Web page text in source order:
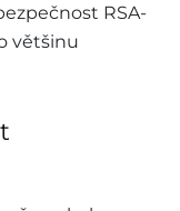
RSA-
většinu